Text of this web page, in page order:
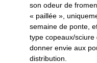
son odeur de
« paillée »,
semaine de ponte,
type copeaux/
donner envie aux
distribution.